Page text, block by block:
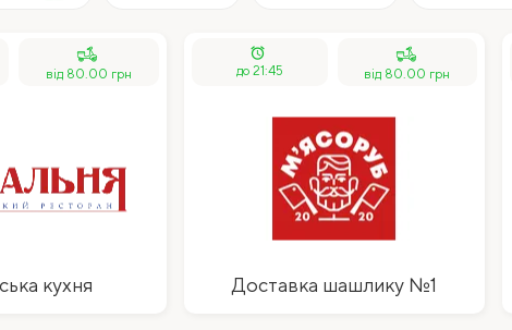
від 80.00 грн
кухня
alarm
до 21:45 від 80.00 грн
Доставка шашлику №1